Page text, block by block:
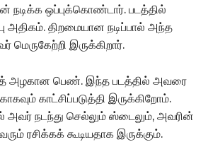
நடிக்க ஒப்புக்கொண்டார். படத்தில்
அதிகம். திறமையான நடிப்பால் அந்த
மெருகேற்றி இருக்கிறார்.
அழகான பெண். இந்த படத்தில் அவரை
காட்சிப்படுத்தி இருக்கிறோம்.‌
நடந்து செல்லும் ஸ்டைலும், அவரின்
ரசிக்கக் கூடியதாக இருக்கும்.